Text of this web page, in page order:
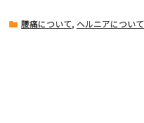
腰痛について, ヘルニアについて